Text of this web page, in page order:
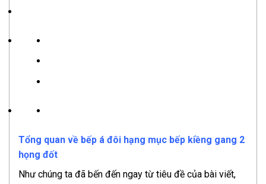
Tổng quan về bếp á đôi hạng mục bếp kiềng gang 2
họng đốt
Như chúng ta đã bến đến ngay từ tiêu đề của bài viết,